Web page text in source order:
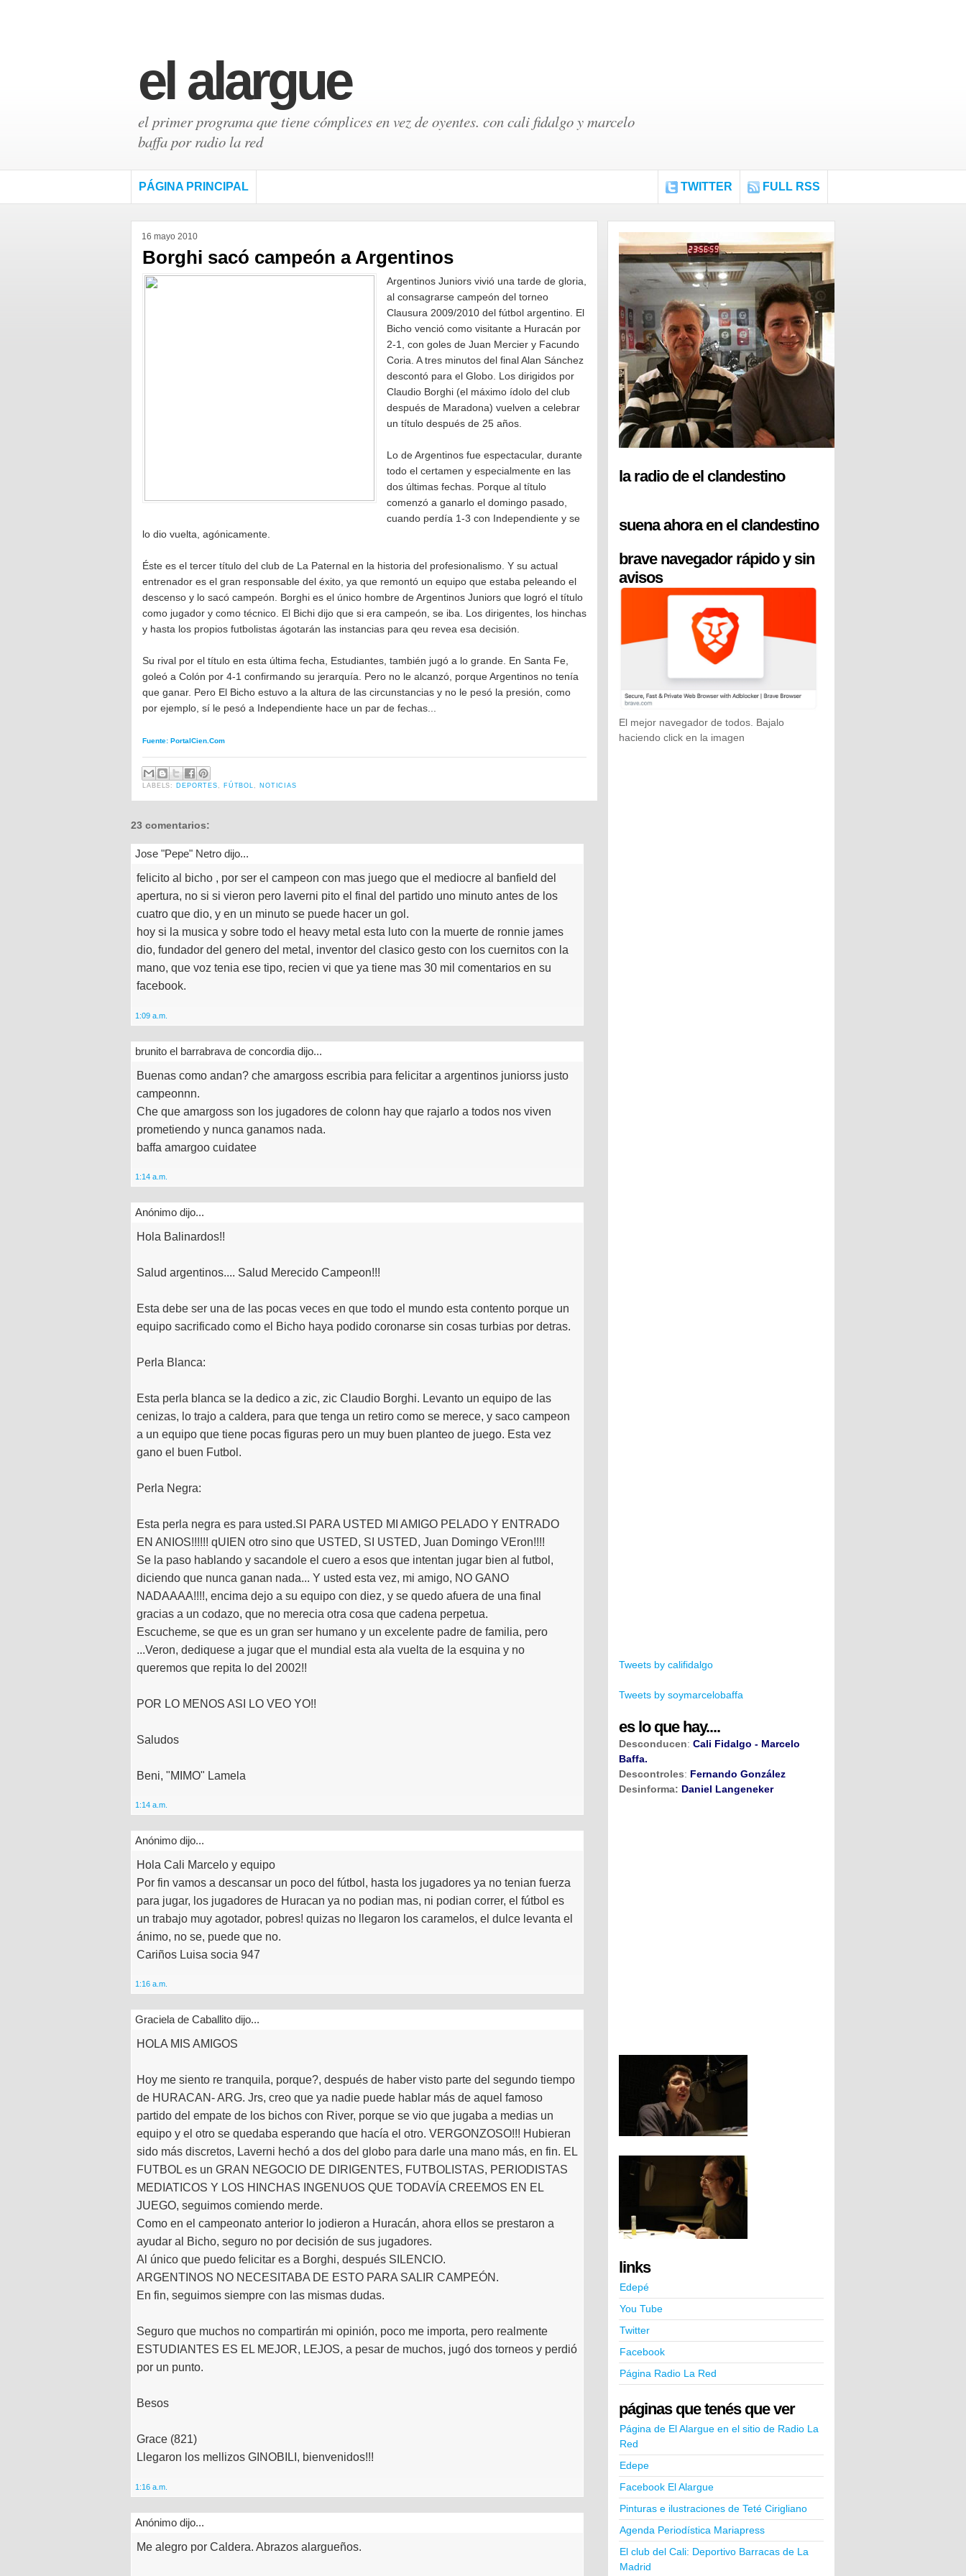
el alargue
el primer programa que tiene cómplices en vez de oyentes. con cali fidalgo y marcelo
baffa por radio la red
PÁGINA PRINCIPAL TWITTER FULL RSS
16 mayo 2010
Borghi sacó campeón a Argentinos
Argentinos Juniors vivió una tarde de gloria,
al consagrarse campeón del torneo
Clausura 2009/2010 del fútbol argentino. El
Bicho venció como visitante a Huracán por
2-1, con goles de Juan Mercier y Facundo
Coria. A tres minutos del final Alan Sánchez
descontó para el Globo. Los dirigidos por
Claudio Borghi (el máximo ídolo del club
después de Maradona) vuelven a celebrar
un título después de 25 años.
Lo de Argentinos fue espectacular, durante
todo el certamen y especialmente en las
dos últimas fechas. Porque al título
comenzó a ganarlo el domingo pasado,
cuando perdía 1-3 con Independiente y se
lo dio vuelta, agónicamente.
Éste es el tercer título del club de La Paternal en la historia del profesionalismo. Y su actual
entrenador es el gran responsable del éxito, ya que remontó un equipo que estaba peleando el
descenso y lo sacó campeón. Borghi es el único hombre de Argentinos Juniors que logró el título
como jugador y como técnico. El Bichi dijo que si era campeón, se iba. Los dirigentes, los hinchas
y hasta los propios futbolistas ágotarán las instancias para qeu revea esa decisión.
Su rival por el título en esta última fecha, Estudiantes, también jugó a lo grande. En Santa Fe,
goleó a Colón por 4-1 confirmando su jerarquía. Pero no le alcanzó, porque Argentinos no tenía
que ganar. Pero El Bicho estuvo a la altura de las circunstancias y no le pesó la presión, como
por ejemplo, sí le pesó a Independiente hace un par de fechas...
Fuente: PortalCien.Com
LABELS: DEPORTES FÚTBOL NOTICIAS
23 comentarios:
Jose "Pepe" Netro dijo...
felicito al bicho , por ser el campeon con mas juego que el mediocre al banfield del
apertura, no si si vieron pero laverni pito el final del partido uno minuto antes de los
cuatro que dio, y en un minuto se puede hacer un gol.
hoy si la musica y sobre todo el heavy metal esta luto con la muerte de ronnie james
dio, fundador del genero del metal, inventor del clasico gesto con los cuernitos con la
mano, que voz tenia ese tipo, recien vi que ya tiene mas 30 mil comentarios en su
facebook.
1:09 a.m.
brunito el barrabrava de concordia dijo...
Buenas como andan? che amargoss escribia para felicitar a argentinos juniorss justo
campeonnn.
Che que amargoss son los jugadores de colonn hay que rajarlo a todos nos viven
prometiendo y nunca ganamos nada.
baffa amargoo cuidatee
1:14 a.m.
Anónimo dijo...
Hola Balinardos!!
Salud argentinos.... Salud Merecido Campeon!!!
Esta debe ser una de las pocas veces en que todo el mundo esta contento porque un
equipo sacrificado como el Bicho haya podido coronarse sin cosas turbias por detras.
Perla Blanca:
Esta perla blanca se la dedico a zic, zic Claudio Borghi. Levanto un equipo de las
cenizas, lo trajo a caldera, para que tenga un retiro como se merece, y saco campeon
a un equipo que tiene pocas figuras pero un muy buen planteo de juego. Esta vez
gano el buen Futbol.
Perla Negra:
Esta perla negra es para usted.SI PARA USTED MI AMIGO PELADO Y ENTRADO
EN ANIOS!!!!!! qUIEN otro sino que USTED, SI USTED, Juan Domingo VEron!!!!
Se la paso hablando y sacandole el cuero a esos que intentan jugar bien al futbol,
diciendo que nunca ganan nada... Y usted esta vez, mi amigo, NO GANO
NADAAAA!!!!, encima dejo a su equipo con diez, y se quedo afuera de una final
gracias a un codazo, que no merecia otra cosa que cadena perpetua.
Escucheme, se que es un gran ser humano y un excelente padre de familia, pero
...Veron, dediquese a jugar que el mundial esta ala vuelta de la esquina y no
queremos que repita lo del 2002!!
POR LO MENOS ASI LO VEO YO!!
Saludos
Beni, "MIMO" Lamela
1:14 a.m.
Anónimo dijo...
Hola Cali Marcelo y equipo
Por fin vamos a descansar un poco del fútbol, hasta los jugadores ya no tenian fuerza
para jugar, los jugadores de Huracan ya no podian mas, ni podian correr, el fútbol es
un trabajo muy agotador, pobres! quizas no llegaron los caramelos, el dulce levanta el
ánimo, no se, puede que no.
Cariños Luisa socia 947
1:16 a.m.
Graciela de Caballito dijo...
HOLA MIS AMIGOS
Hoy me siento re tranquila, porque?, después de haber visto parte del segundo tiempo
de HURACAN- ARG. Jrs, creo que ya nadie puede hablar más de aquel famoso
partido del empate de los bichos con River, porque se vio que jugaba a medias un
equipo y el otro se quedaba esperando que hacía el otro. VERGONZOSO!!! Hubieran
sido más discretos, Laverni hechó a dos del globo para darle una mano más, en fin. EL
FUTBOL es un GRAN NEGOCIO DE DIRIGENTES, FUTBOLISTAS, PERIODISTAS
MEDIATICOS Y LOS HINCHAS INGENUOS QUE TODAVÍA CREEMOS EN EL
JUEGO, seguimos comiendo merde.
Como en el campeonato anterior lo jodieron a Huracán, ahora ellos se prestaron a
ayudar al Bicho, seguro no por decisión de sus jugadores.
Al único que puedo felicitar es a Borghi, después SILENCIO.
ARGENTINOS NO NECESITABA DE ESTO PARA SALIR CAMPEÓN.
En fin, seguimos siempre con las mismas dudas.
Seguro que muchos no compartirán mi opinión, poco me importa, pero realmente
ESTUDIANTES ES EL MEJOR, LEJOS, a pesar de muchos, jugó dos torneos y perdió
por un punto.
Besos
Grace (821)
Llegaron los mellizos GINOBILI, bienvenidos!!!
1:16 a.m.
Anónimo dijo...
Me alegro por Caldera. Abrazos alargueños.
la radio de el clandestino
suena ahora en el clandestino
brave navegador rápido y sin
avisos
El mejor navegador de todos. Bajalo
haciendo click en la imagen
Tweets by califidalgo
Tweets by soymarcelobaffa
es lo que hay....
Desconducen: Cali Fidalgo - Marcelo
Baffa.
Descontroles: Fernando González
Desinforma: Daniel Langeneker
links
Edepé
You Tube
Twitter
Facebook
Página Radio La Red
páginas que tenés que ver
Página de El Alargue en el sitio de Radio La
Red
Edepe
Facebook El Alargue
Pinturas e ilustraciones de Teté Cirigliano
Agenda Periodística Mariapress
El club del Cali: Deportivo Barracas de La
Madrid